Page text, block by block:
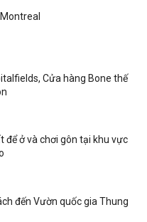
Cửa hàng Bone thế
để ở và chơi gôn tại khu vực
đến Vườn quốc gia Thung